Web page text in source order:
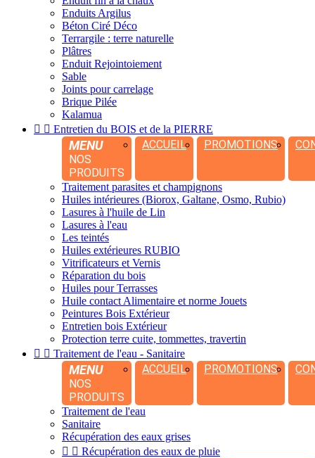
Enduits Argilus
Béton Ciré Déco
Terrargile : terre naturelle
Plâtres
Enduit Rejointoiement
Sable
Joints pour carrelage
Brique Pilée
Kalamua
  Entretien du BOIS et de la PIERRE
MENU
NOS
PRODUITS
ACCUEIL PROMOTIONS
Traitement parasites et champignons
Huiles intérieures (Biorox, Galtane, Osmo, Rubio)
Lasures à l'huile de Lin
Lasures à l'eau
Les teintés
Huiles extérieures RUBIO
Vitrificateurs et Vernis
Réparation du bois
Huiles pour Terrasses
Huile contact Alimentaire et norme Jouets
Peintures Bois Extérieur
Entretien bois Extérieur
Protection terre cuite, tommettes, travertin
  Traitement de l'eau - Sanitaire
MENU
NOS
PRODUITS
ACCUEIL PROMOTIONS
Traitement de l'eau
Sanitaire
Récupération des eaux grises
  Récupération des eaux de pluie